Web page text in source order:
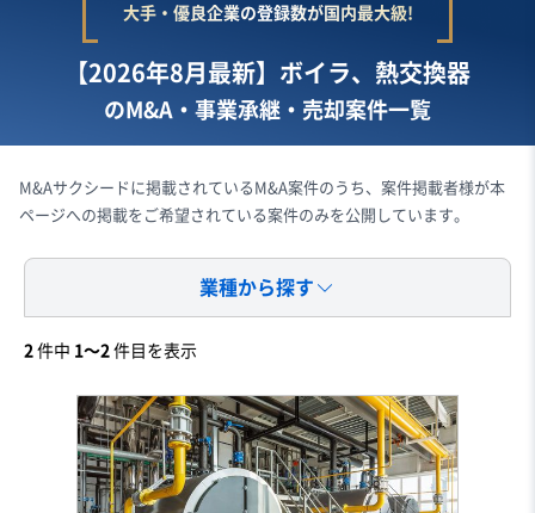
大手・優良企業の登録数が国内最大級!
【2026年8月最新】ボイラ、熱交換器
のM&A・事業承継・売却案件一覧
M&Aサクシードに掲載されているM&A案件のうち、案件掲載者様が本
ページへの掲載をご希望されている案件のみを公開しています。
業種から探す
2 件中 1〜2 件目を表示